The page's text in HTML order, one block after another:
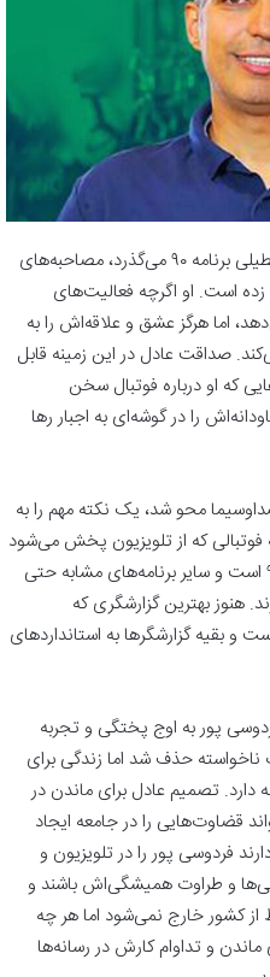
عادل فردوسی پور در ۴ سالی که از تعطیلی برنامه ۹۰ می‌گذرد، مصاحبه‌های
است. او اگرچه فعالیت‌های
اما هرگز عشق و علاقه‌اش را به
صداقت عادل در این زمینه قابل
که او درباره فوتبال سخن
را در گوشه‌ای به اجبار رها
محو شد، یک نکته مهم را به
فوتبالی که از تلویزیون پخش می‌شود
با قید فاصله‌ای کهکشانی، همچنان ۹۰ است و سایر برنامه‌های مشابه حتی
هنوز بهترین گزارشگری که
و بقیه گزارشگرها به استانداردهای
پور به اوج پختگی و تجربه
حذف شد اما زندگی برای
دارد. تصمیم عادل برای ماندن در
قضاوت‌هایی را در جامعه ایجاد
فردوسی پور را در تلویزیون و
بازیگوشی‌ها و طراوت همیشگی‌اش باشند و
از کشور خارج نمی‌شود اما هر چه
و تداوام کارش در رسانه‌ها